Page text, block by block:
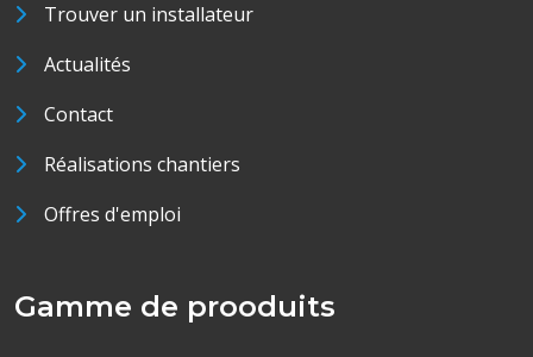
Trouver un installateur
Actualités
Contact
Réalisations chantiers
Offres d'emploi
Gamme de prooduits